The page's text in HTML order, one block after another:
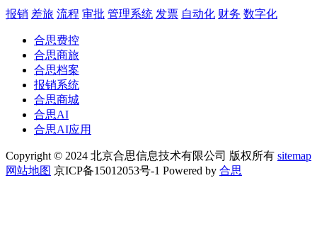
报销 差旅 流程 审批 管理系统 发票 自动化 财务 数字化
合思费控
合思商旅
合思档案
报销系统
合思商城
合思AI
合思AI应用
Copyright © 2024 北京合思信息技术有限公司 版权所有 sitemap
网站地图 京ICP备15012053号-1 Powered by 合思